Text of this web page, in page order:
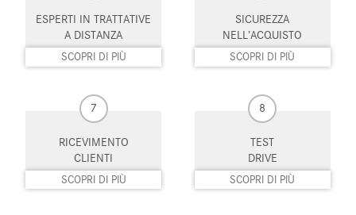
Sedili riscaldati Sensore di luce
Sensore di pioggia Sensori di parcheggio anteriori
Sensori di parcheggio posteriori
Sistema di navigazione Sistema di parcheggio automatico
ESPERTI IN TRATTATIVE
A DISTANZA
SCOPRI DI PIÙ
SICUREZZA
NELL’ACQUISTO
SCOPRI DI PIÙ
7
RICEVIMENTO
CLIENTI
SCOPRI DI PIÙ
8
TEST
DRIVE
SCOPRI DI PIÙ